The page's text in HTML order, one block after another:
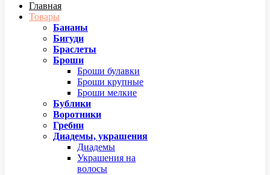
Главная
Товары
Бананы
Бигуди
Браслеты
Броши
Броши булавки
Броши крупные
Броши мелкие
Бублики
Воротники
Гребни
Диадемы, украшения
Диадемы
Украшения на
волосы